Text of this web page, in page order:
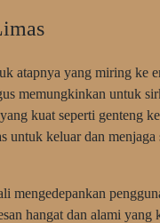
atapnya yang miring ke
memungkinkan untuk
kuat seperti genteng
keluar dan
mengedepankan
hangat dan alami yang